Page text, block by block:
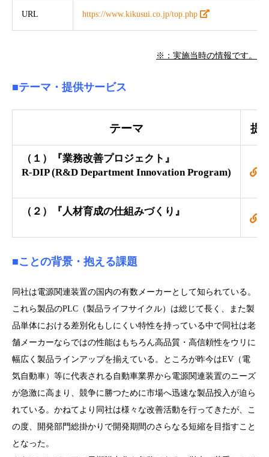
URL https://www.kikusui.co.jp/top.php
※：実施当時の情報です。
■テーマ ・提供サービス
テーマ 提
（１）『業務改善プロジェクト』
R-DIP (R&D Department Innovation Program)
（２）『人材育成の仕組みづくり 』
■ことの背景・抱える課題
同社は電源関連装置の国内の有数メーカーとして知られている。
これら製品のPLC（製品ライフサイクル）は総じて長く、また製
品単体における差別化もしにくい特性を持っている中で同社は老
舗メーカーならではの性能はもちろん高品質・高信頼性をウリに
幅広く製品ラインアップを揃えている。ところが昨今はEV（電
気自動車）等に代表される自動車業界から電源関連装置のニーズ
が急激に高まり、競争に勝つために市場へ迅速な製品投入が迫ら
れている。かねてより同社は様々な改善活動を行ってきたが、こ
の度、開発部門総掛かりで開発期間のさらなる短縮を目指すこと
となった。